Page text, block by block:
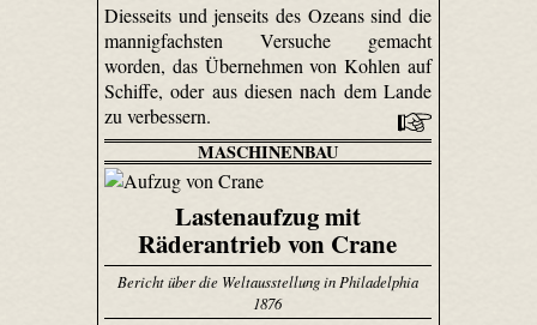
Diesseits und jenseits des Ozeans sind die
mannigfachsten Versuche gemacht
worden, das Übernehmen von Kohlen auf
Schiffe, oder aus diesen nach dem Lande
zu verbessern.
MASCHINENBAU
Lastenaufzug mit
Räderantrieb von Crane
Bericht über die Weltausstellung in Philadelphia
1876